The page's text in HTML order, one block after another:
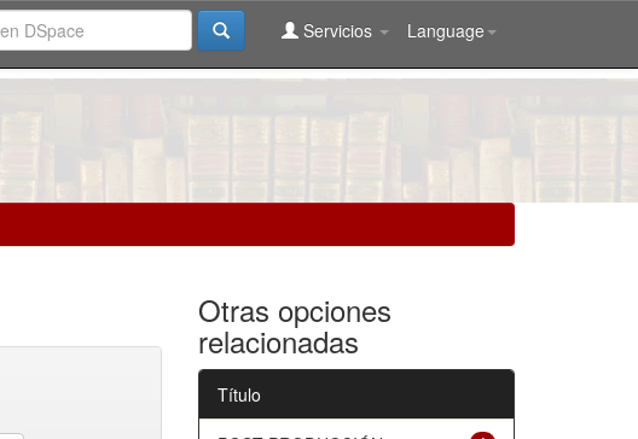
Language
Servicios
Otras opciones
relacionadas
Título